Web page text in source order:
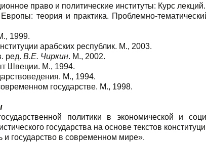
право и политические институты: Курс
теория и практика. Проблемно-
1999.
арабских республик. М., 2003.
ред. В.Е. Чиркин. М., 2002.
Швеции. М., 1994.
М., 1994.
государстве. М., 1998.
политики в экономической и
государства на основе текстов
государство в современном мире».